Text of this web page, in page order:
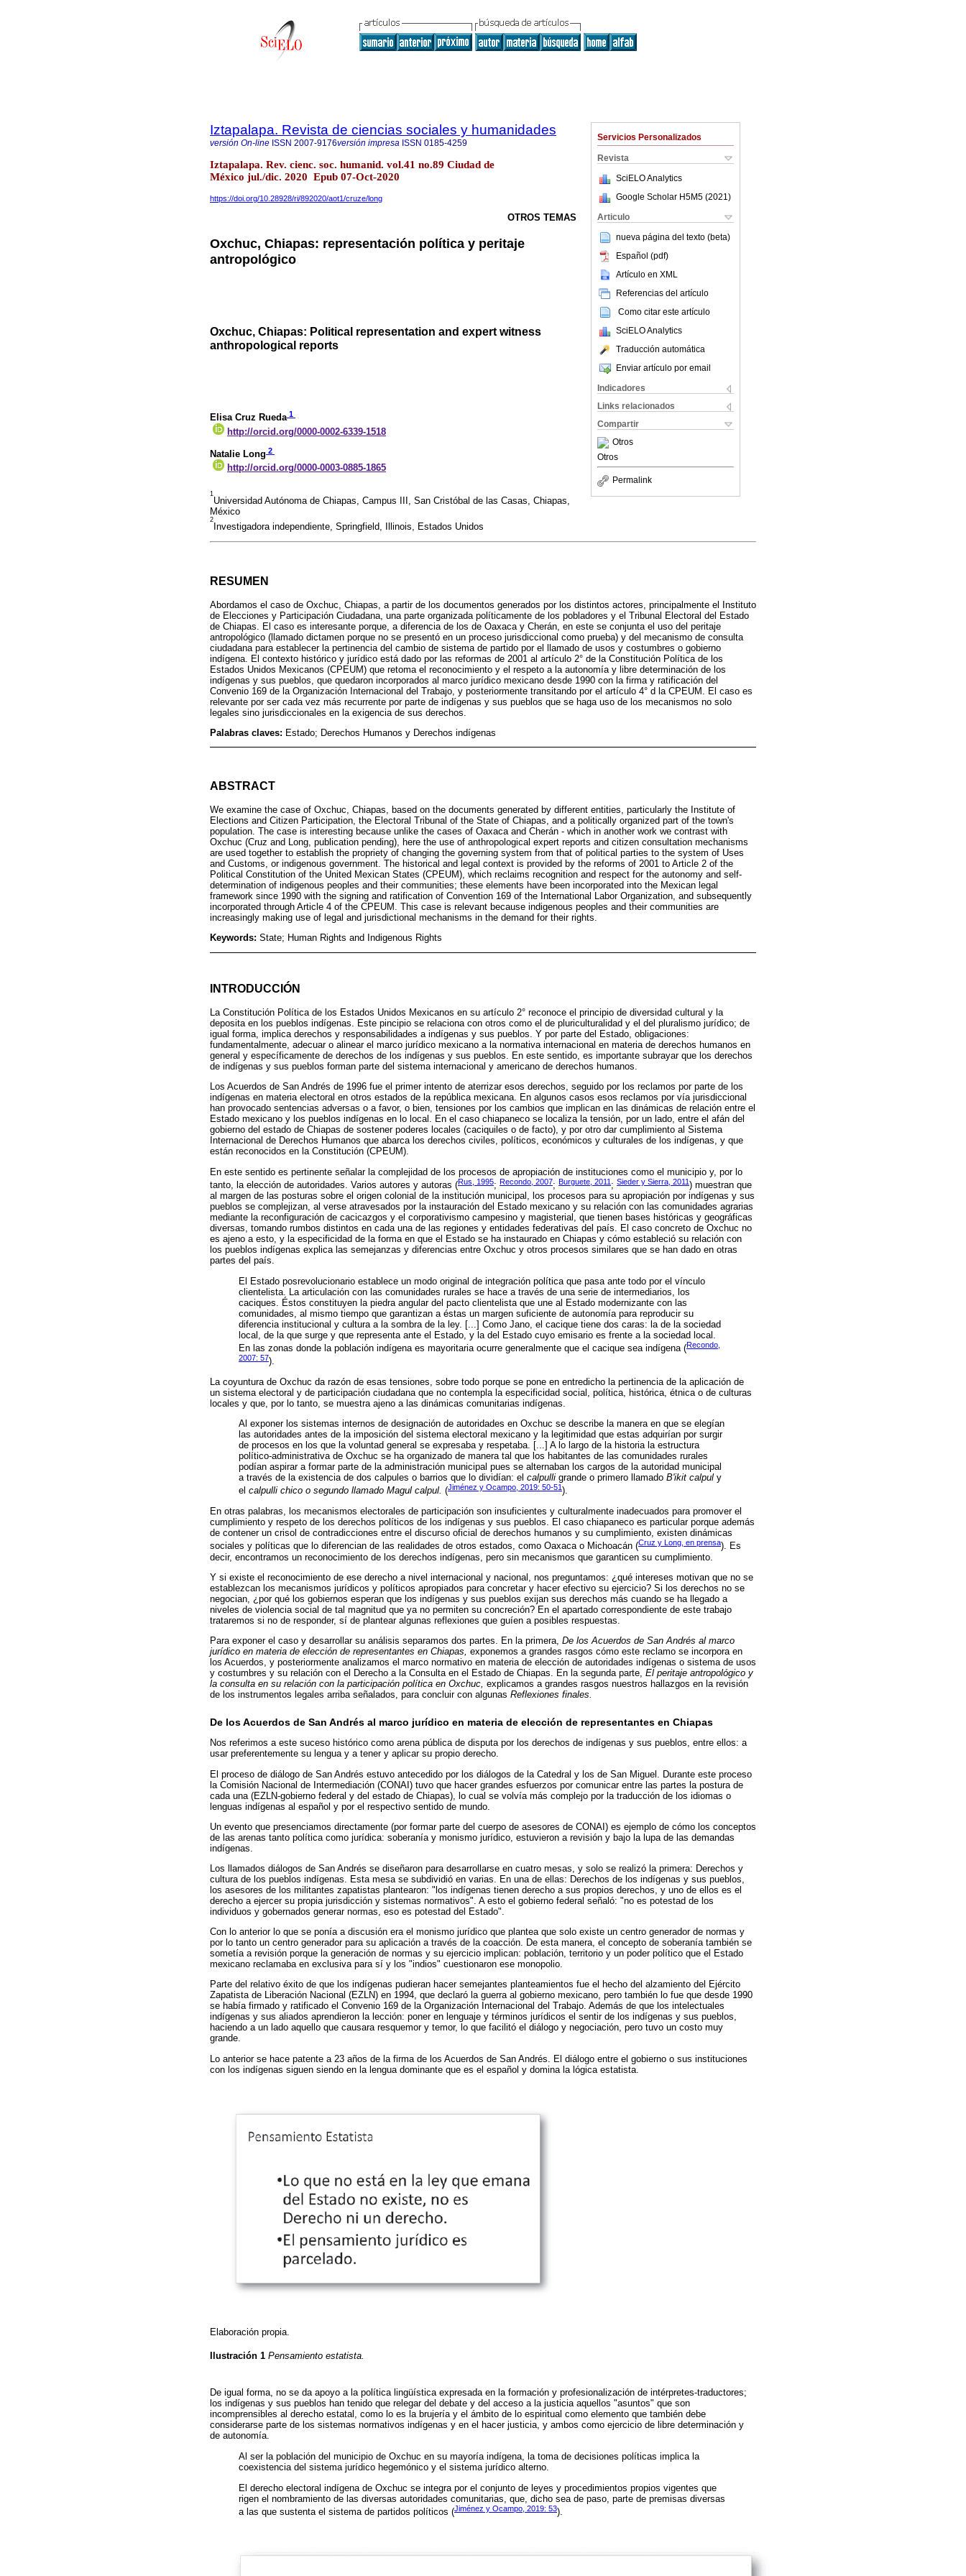
Servicios Personalizados
Revista
SciELO Analytics
Google Scholar H5M5 (2021 )
Articulo
nueva página del texto (beta)
Español (pdf)
Artículo en XML
Referencias del artículo
Como citar este artículo
SciELO Analytics
Traducción automática
Enviar artículo por email
Indicadores
Links relacionados
Compartir
Otros
Otros
Permalink
Iztapalapa. Revista de ciencias sociales y humanidades
versión On-line ISSN 2007-9176versión impresa ISSN 0185-4259
Iztapalapa. Rev. cienc. soc. humanid. vol.41 no.89 Ciudad de
México jul./dic. 2020 Epub 07-Oct-2020
https://doi.org/10.28928/ri/892020/aot1/cruze/long
OTROS TEMAS
Oxchuc, Chiapas: representación política y peritaje
antropológico
Oxchuc, Chiapas: Political representation and expert witness
anthropological reports
Elisa Cruz Rueda 1
http://orcid.org/0000-0002-6339-1518
Natalie Long 2
http://orcid.org/0000-0003-0885-1865
1
Universidad Autónoma de Chiapas, Campus III, San Cristóbal de las Casas, Chiapas,
México
2
Investigadora independiente, Springfield, Illinois, Estados Unidos
RESUMEN
Abordamos el caso de Oxchuc, Chiapas, a partir de los documentos generados por los distintos actores, principalmente el Instituto
de Elecciones y Participación Ciudadana, una parte organizada políticamente de los pobladores y el Tribunal Electoral del Estado
de Chiapas. El caso es interesante porque, a diferencia de los de Oaxaca y Cherán, en este se conjunta el uso del peritaje
antropológico (llamado dictamen porque no se presentó en un proceso jurisdiccional como prueba) y del mecanismo de consulta
ciudadana para establecer la pertinencia del cambio de sistema de partido por el llamado de usos y costumbres o gobierno
indígena. El contexto histórico y jurídico está dado por las reformas de 2001 al artículo 2° de la Constitución Política de los
Estados Unidos Mexicanos (CPEUM) que retoma el reconocimiento y el respeto a la autonomía y libre determinación de los
indígenas y sus pueblos, que quedaron incorporados al marco jurídico mexicano desde 1990 con la firma y ratificación del
Convenio 169 de la Organización Internacional del Trabajo, y posteriormente transitando por el artículo 4° d la CPEUM. El caso es
relevante por ser cada vez más recurrente por parte de indígenas y sus pueblos que se haga uso de los mecanismos no solo
legales sino jurisdiccionales en la exigencia de sus derechos.
Palabras claves: Estado; Derechos Humanos y Derechos indígenas
ABSTRACT
We examine the case of Oxchuc, Chiapas, based on the documents generated by different entities, particularly the Institute of
Elections and Citizen Participation, the Electoral Tribunal of the State of Chiapas, and a politically organized part of the town's
population. The case is interesting because unlike the cases of Oaxaca and Cherán - which in another work we contrast with
Oxchuc (Cruz and Long, publication pending), here the use of anthropological expert reports and citizen consultation mechanisms
are used together to establish the propriety of changing the governing system from that of political parties to the system of Uses
and Customs, or indigenous government. The historical and legal context is provided by the reforms of 2001 to Article 2 of the
Political Constitution of the United Mexican States (CPEUM), which reclaims recognition and respect for the autonomy and self-
determination of indigenous peoples and their communities; these elements have been incorporated into the Mexican legal
framework since 1990 with the signing and ratification of Convention 169 of the International Labor Organization, and subsequently
incorporated through Article 4 of the CPEUM. This case is relevant because indigenous peoples and their communities are
increasingly making use of legal and jurisdictional mechanisms in the demand for their rights.
Keywords: State; Human Rights and Indigenous Rights
INTRODUCCIÓN
La Constitución Política de los Estados Unidos Mexicanos en su artículo 2° reconoce el principio de diversidad cultural y la
deposita en los pueblos indígenas. Este pincipio se relaciona con otros como el de pluriculturalidad y el del pluralismo jurídico; de
igual forma, implica derechos y responsabilidades a indígenas y sus pueblos. Y por parte del Estado, obligaciones:
fundamentalmente, adecuar o alinear el marco jurídico mexicano a la normativa internacional en materia de derechos humanos en
general y específicamente de derechos de los indígenas y sus pueblos. En este sentido, es importante subrayar que los derechos
de indígenas y sus pueblos forman parte del sistema internacional y americano de derechos humanos.
Los Acuerdos de San Andrés de 1996 fue el primer intento de aterrizar esos derechos, seguido por los reclamos por parte de los
indígenas en materia electoral en otros estados de la república mexicana. En algunos casos esos reclamos por vía jurisdiccional
han provocado sentencias adversas o a favor, o bien, tensiones por los cambios que implican en las dinámicas de relación entre el
Estado mexicano y los pueblos indígenas en lo local. En el caso chiapaneco se localiza la tensión, por un lado, entre el afán del
gobierno del estado de Chiapas de sostener poderes locales (caciquiles o de facto), y por otro dar cumplimiento al Sistema
Internacional de Derechos Humanos que abarca los derechos civiles, políticos, económicos y culturales de los indígenas, y que
están reconocidos en la Constitución (CPEUM).
En este sentido es pertinente señalar la complejidad de los procesos de apropiación de instituciones como el municipio y, por lo
tanto, la elección de autoridades. Varios autores y autoras (Rus, 1995; Recondo, 2007; Burguete, 2011 ; Sieder y Sierra, 2011) muestran que
al margen de las posturas sobre el origen colonial de la institución municipal, los procesos para su apropiación por indígenas y sus
pueblos se complejizan, al verse atravesados por la instauración del Estado mexicano y su relación con las comunidades agrarias
mediante la reconfiguración de cacicazgos y el corporativismo campesino y magisterial, que tienen bases históricas y geográficas
diversas, tomando rumbos distintos en cada una de las regiones y entidades federativas del país. El caso concreto de Oxchuc no
es ajeno a esto, y la especificidad de la forma en que el Estado se ha instaurado en Chiapas y cómo estableció su relación con
los pueblos indígenas explica las semejanzas y diferencias entre Oxchuc y otros procesos similares que se han dado en otras
partes del país.
El Estado posrevolucionario establece un modo original de integración política que pasa ante todo por el vínculo
clientelista. La articulación con las comunidades rurales se hace a través de una serie de intermediarios, los
caciques. Éstos constituyen la piedra angular del pacto clientelista que une al Estado modernizante con las
comunidades, al mismo tiempo que garantizan a éstas un margen suficiente de autonomía para reproducir su
diferencia institucional y cultura a la sombra de la ley. [...] Como Jano, el cacique tiene dos caras: la de la sociedad
local, de la que surge y que representa ante el Estado, y la del Estado cuyo emisario es frente a la sociedad local.
En las zonas donde la población indígena es mayoritaria ocurre generalmente que el cacique sea indígena (Recondo,
2007: 57).
La coyuntura de Oxchuc da razón de esas tensiones, sobre todo porque se pone en entredicho la pertinencia de la aplicación de
un sistema electoral y de participación ciudadana que no contempla la especificidad social, política, histórica, étnica o de culturas
locales y que, por lo tanto, se muestra ajeno a las dinámicas comunitarias indígenas.
Al exponer los sistemas internos de designación de autoridades en Oxchuc se describe la manera en que se elegían
las autoridades antes de la imposición del sistema electoral mexicano y la legitimidad que estas adquirían por surgir
de procesos en los que la voluntad general se expresaba y respetaba. [...] A lo largo de la historia la estructura
político-administrativa de Oxchuc se ha organizado de manera tal que los habitantes de las comunidades rurales
podían aspirar a formar parte de la administración municipal pues se alternaban los cargos de la autoridad municipal
a través de la existencia de dos calpules o barrios que lo dividían: el calpulli grande o primero llamado B'ikit calpul y
el calpulli chico o segundo llamado Magul calpul. (Jiménez y Ocampo, 2019: 50-51).
En otras palabras, los mecanismos electorales de participación son insuficientes y culturalmente inadecuados para promover el
cumplimiento y respeto de los derechos políticos de los indígenas y sus pueblos. El caso chiapaneco es particular porque además
de contener un crisol de contradicciones entre el discurso oficial de derechos humanos y su cumplimiento, existen dinámicas
sociales y políticas que lo diferencian de las realidades de otros estados, como Oaxaca o Michoacán (Cruz y Long, en prensa). Es
decir, encontramos un reconocimiento de los derechos indígenas, pero sin mecanismos que garanticen su cumplimiento.
Y si existe el reconocimiento de ese derecho a nivel internacional y nacional, nos preguntamos: ¿qué intereses motivan que no se
establezcan los mecanismos jurídicos y políticos apropiados para concretar y hacer efectivo su ejercicio? Si los derechos no se
negocian, ¿por qué los gobiernos esperan que los indígenas y sus pueblos exijan sus derechos más cuando se ha llegado a
niveles de violencia social de tal magnitud que ya no permiten su concreción? En el apartado correspondiente de este trabajo
trataremos si no de responder, sí de plantear algunas reflexiones que guíen a posibles respuestas.
Para exponer el caso y desarrollar su análisis separamos dos partes. En la primera, De los Acuerdos de San Andrés al marco
jurídico en materia de elección de representantes en Chiapas, exponemos a grandes rasgos cómo este reclamo se incorpora en
los Acuerdos, y posteriormente analizamos el marco normativo en materia de elección de autoridades indígenas o sistema de usos
y costumbres y su relación con el Derecho a la Consulta en el Estado de Chiapas. En la segunda parte, El peritaje antropológico y
la consulta en su relación con la participación política en Oxchuc, explicamos a grandes rasgos nuestros hallazgos en la revisión
de los instrumentos legales arriba señalados, para concluir con algunas Reflexiones finales.
De los Acuerdos de San Andrés al marco jurídico en materia de elección de representantes en Chiapas
Nos referimos a este suceso histórico como arena pública de disputa por los derechos de indígenas y sus pueblos, entre ellos: a
usar preferentemente su lengua y a tener y aplicar su propio derecho.
El proceso de diálogo de San Andrés estuvo antecedido por los diálogos de la Catedral y los de San Miguel. Durante este proceso
la Comisión Nacional de Intermediación (CONAI) tuvo que hacer grandes esfuerzos por comunicar entre las partes la postura de
cada una (EZLN-gobierno federal y del estado de Chiapas), lo cual se volvía más complejo por la traducción de los idiomas o
lenguas indígenas al español y por el respectivo sentido de mundo.
Un evento que presenciamos directamente (por formar parte del cuerpo de asesores de CONAI) es ejemplo de cómo los conceptos
de las arenas tanto política como jurídica: soberanía y monismo jurídico, estuvieron a revisión y bajo la lupa de las demandas
indígenas.
Los llamados diálogos de San Andrés se diseñaron para desarrollarse en cuatro mesas, y solo se realizó la primera: Derechos y
cultura de los pueblos indígenas. Esta mesa se subdividió en varias. En una de ellas: Derechos de los indígenas y sus pueblos,
los asesores de los militantes zapatistas plantearon: "los indígenas tienen derecho a sus propios derechos, y uno de ellos es el
derecho a ejercer su propia jurisdicción y sistemas normativos". A esto el gobierno federal señaló: "no es potestad de los
individuos y gobernados generar normas, eso es potestad del Estado".
Con lo anterior lo que se ponía a discusión era el monismo jurídico que plantea que solo existe un centro generador de normas y
por lo tanto un centro generador para su aplicación a través de la coacción. De esta manera, el concepto de soberanía también se
sometía a revisión porque la generación de normas y su ejercicio implican: población, territorio y un poder político que el Estado
mexicano reclamaba en exclusiva para sí y los "indios" cuestionaron ese monopolio.
Parte del relativo éxito de que los indígenas pudieran hacer semejantes planteamientos fue el hecho del alzamiento del Ejército
Zapatista de Liberación Nacional (EZLN) en 1994, que declaró la guerra al gobierno mexicano, pero también lo fue que desde 1990
se había firmado y ratificado el Convenio 169 de la Organización Internacional del Trabajo. Además de que los intelectuales
indígenas y sus aliados aprendieron la lección: poner en lenguaje y términos jurídicos el sentir de los indígenas y sus pueblos,
haciendo a un lado aquello que causara resquemor y temor, lo que facilitó el diálogo y negociación, pero tuvo un costo muy
grande.
Lo anterior se hace patente a 23 años de la firma de los Acuerdos de San Andrés. El diálogo entre el gobierno o sus instituciones
con los indígenas siguen siendo en la lengua dominante que es el español y domina la lógica estatista.
Elaboración propia.
Ilustración 1 Pensamiento estatista.
De igual forma, no se da apoyo a la política lingüística expresada en la formación y profesionalización de intérpretes-traductores;
los indígenas y sus pueblos han tenido que relegar del debate y del acceso a la justicia aquellos "asuntos" que son
incomprensibles al derecho estatal, como lo es la brujería y el ámbito de lo espiritual como elemento que también debe
considerarse parte de los sistemas normativos indígenas y en el hacer justicia, y ambos como ejercicio de libre determinación y
de autonomía.
Al ser la población del municipio de Oxchuc en su mayoría indígena, la toma de decisiones políticas implica la
coexistencia del sistema jurídico hegemónico y el sistema jurídico alterno.
El derecho electoral indígena de Oxchuc se integra por el conjunto de leyes y procedimientos propios vigentes que
rigen el nombramiento de las diversas autoridades comunitarias, que, dicho sea de paso, parte de premisas diversas
a las que sustenta el sistema de partidos políticos (Jiménez y Ocampo, 2019: 53).